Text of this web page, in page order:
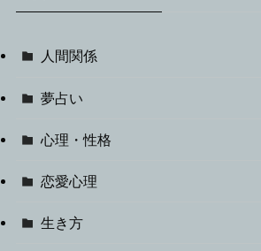
人間関係
夢占い
心理・性格
恋愛心理
生き方